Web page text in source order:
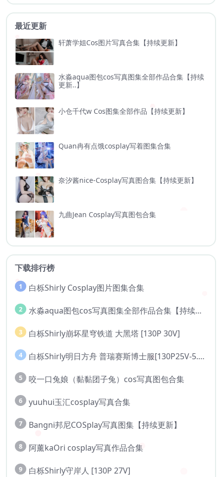
最近更新
轩萧学姐Cos图片写真合集【持续更新】
水淼aqua图包cos写真图集全部作品合集【持续
更新..】
小仓千代w Cos图集全部作品【持续更新】
Quan冉有点饿cosplay写着图集合集
奈汐酱nice-Cosplay写真图合集【持续更新】
九曲Jean Cosplay写真图包合集
下载排行榜
1 白栎Shirly Cosplay图片图集合集
2 水淼aqua图包cos写真图集全部作品合集【持续更新..】
3 白栎Shirly崩坏星穹铁道 大黑塔 [130P 30V]
4 白栎Shirly明日方舟 普瑞赛斯博士服[130P25V-5.76G]
5 咬一口兔娘（黏黏团子兔）cos写真图包合集
6 yuuhui玉汇cosplay写真合集
7 Bangni邦尼COSplay写真图集【持续更新】
8 阿薰kaOri cosplay写真作品合集
9 白栎Shirly守岸人 [130P 27V]